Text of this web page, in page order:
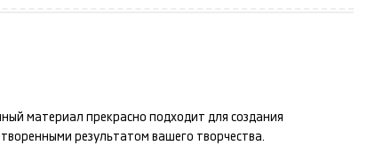
материал прекрасно подходит для создания
результатом вашего творчества.